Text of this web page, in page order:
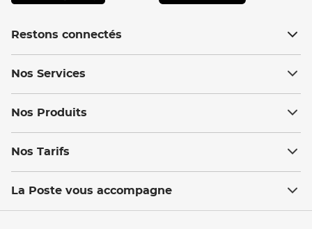
Restons connectés
Nos Services
Nos Produits
Nos Tarifs
La Poste vous accompagne